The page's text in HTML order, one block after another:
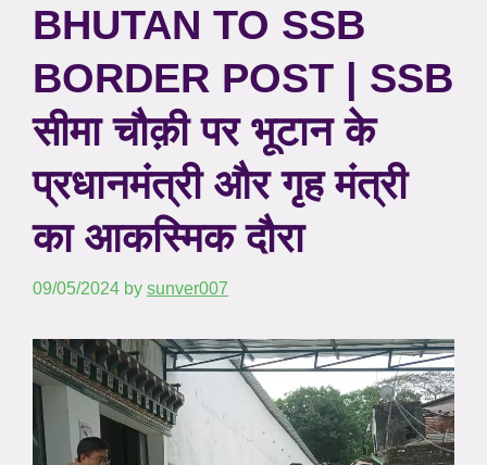
BHUTAN TO SSB
BORDER POST | SSB
सीमा चौक़ी पर भूटान के
प्रधानमंत्री और गृह मंत्री
का आकस्मिक दौरा
09/05/2024 by sunver007